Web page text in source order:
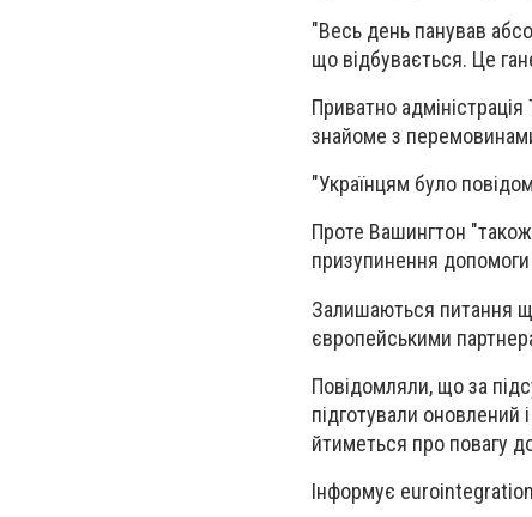
"Весь день панував
що відбувається. Це
Приватно
знайоме з
"Українцям було
Проте Вашингтон
призупинення
Залишаються питання
європейськими
Повідомляли, що за
підготували
йтиметься про повагу
Інформує